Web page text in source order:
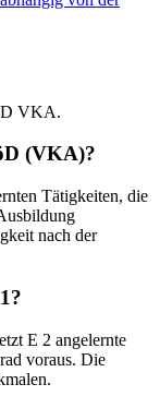
VKA.
(VKA)?
Tätigkeiten, die
nach der
E 2 angelernte
voraus. Die